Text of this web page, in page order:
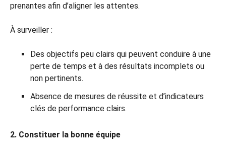
prenantes afin d’aligner les attentes.
À surveiller :
Des objectifs peu clairs qui peuvent conduire à une
perte de temps et à des résultats incomplets ou
non pertinents.
Absence de mesures de réussite et d’indicateurs
clés de performance clairs.
2. Constituer la bonne équipe